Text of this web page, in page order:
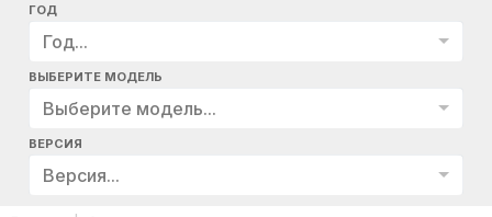
ГОД
Год...
ВЫБЕРИТЕ МОДЕЛЬ
Выберите модель...
ВЕРСИЯ
Версия...